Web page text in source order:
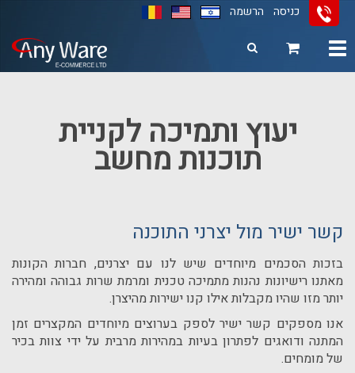
11
12
13
כניסה הרשמה
Toggle
יעוץ ותמיכה לקניית
תוכנות מחשב
קשר ישיר מול יצרני התוכנה
בזכות הסכמים מיוחדים שיש לנו עם יצרנים, חברות הקונות
מאתנו רישיונות נהנות מתמיכה טכנית ומרמת שרות גבוהה ומהירה
יותר מזו שהיו מקבלות אילו קנו ישירות מהיצרן.
אנו מספקים קשר ישיר לספק בערוצים מיוחדים המקצרים זמן
המתנה ודואגים לפתרון בעיות במהירות מרבית על ידי צוות בכיר
של מומחים.